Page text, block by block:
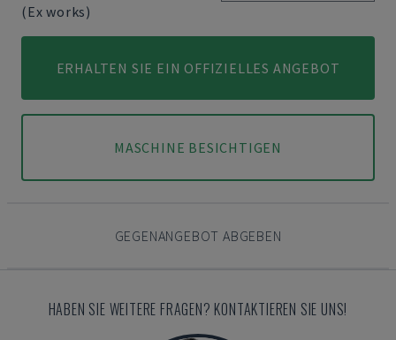
(Ex works)
ERHALTEN SIE EIN OFFIZIELLES ANGEBOT
MASCHINE BESICHTIGEN
GEGENANGEBOT ABGEBEN
HABEN SIE WEITERE FRAGEN? KONTAKTIEREN SIE UNS!